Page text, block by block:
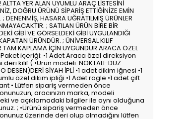
ALTTA YER ALAN UYUMLU ARAÇ LİSTESİNİ
DOĞRU ÜRÜNÜ SİPARİŞ ETTİĞİNİZE EMİN
; DENENMİŞ, HASARA UĞRATILMIŞ ÜRÜNLER
; SATILAN ÜRÜN BİRE BİR
GİBİ VE GÖRSELDEKİ GİBİ UYGULANDIĞI
ÜRÜNDÜR. ; ÜNİVERSAL KILIF
KAPLAMA İÇİN UYGUNDUR.ARACA ÖZEL
*Paket içeriği: •1 Adet Araca özel direksiyon
deri kılıf ( •Ürün modeli: NOKTALI-DÜZ
DESEN)DERİ SİYAH İPLİ •1 adet dikim iğnesi •1
özel dikim ipliği •1 Adet ragle •1 adet çift
• Lütfen sipariş vermeden önce
aracınızın marka, modeli
ve açıklamadaki bilgiler ile aynı olduğuna
; •Ürünü sipariş vermeden önce
üzerinde deri olup olmadığını lütfen